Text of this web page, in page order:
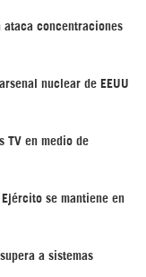
ataca concentraciones
nuclear de EEUU
TV en medio de
se mantiene en
a sistemas